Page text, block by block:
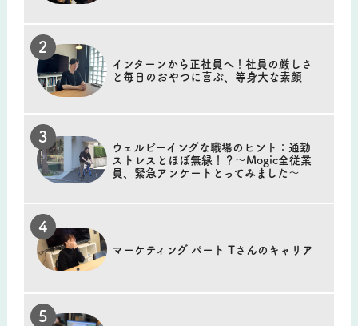
インターンから正社員へ！社員の厳しさ
と毎日のおやつに喜ぶ、等身大な素顔
ウェルビーイングな職場のヒント：通勤
ストレスとほぼ無縁！？～Mogic全従業
員、緊急アンケートとってみました～
マーケティング パート Tさんのキャリア